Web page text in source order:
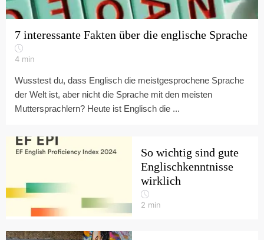
7 interessante Fakten über die englische Sprache
4 min
Wusstest du, dass Englisch die meistgesprochene Sprache
der Welt ist, aber nicht die Sprache mit den meisten
Muttersprachlern? Heute ist Englisch die ...
So wichtig sind gute
Englischkenntnisse
wirklich
2 min